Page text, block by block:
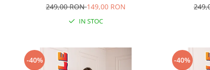
249,00 RON149,00 RON
IN STOC
-40% -40%